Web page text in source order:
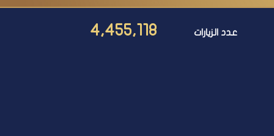
عدد الزيارات 4,455,118